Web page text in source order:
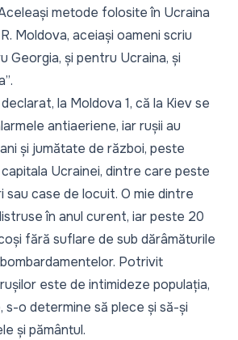
metode folosite în Ucraina
Moldova, aceiași oameni scriu
Georgia, și pentru Ucraina, și
.
la Moldova 1, că la Kiev se
antiaeriene, iar rușii au
și jumătate de război, peste
Ucrainei, dintre care peste
sau case de locuit. O mie dintre
în anul curent, iar peste 20
fără suflare de sub dărâmăturile
Potrivit
este de intimideze populația,
s-o determine să plece și să-și
și pământul.